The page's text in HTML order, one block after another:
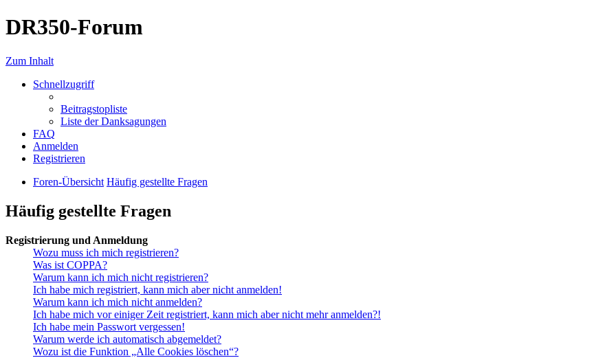
DR350-Forum
Zum Inhalt
Schnellzugriff
Beitragstopliste
Liste der Danksagungen
FAQ
Anmelden
Registrieren
Foren-Übersicht Häufig gestellte Fragen
Häufig gestellte Fragen
Registrierung und Anmeldung
Wozu muss ich mich registrieren?
Was ist COPPA?
Warum kann ich mich nicht registrieren?
Ich habe mich registriert, kann mich aber nicht anmelden!
Warum kann ich mich nicht anmelden?
Ich habe mich vor einiger Zeit registriert, kann mich aber nicht mehr anmelden?!
Ich habe mein Passwort vergessen!
Warum werde ich automatisch abgemeldet?
Wozu ist die Funktion „Alle Cookies löschen“?